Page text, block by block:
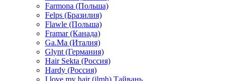
Farmona (Польша)
Felps (Бразилия)
Flawle (Польша)
Framar (Канада)
Ga.Ma (Италия)
Glynt (Германия)
Hair Sekta (Россия)
Hardy (Россия)
I love my hair (ilmh) Тайвань